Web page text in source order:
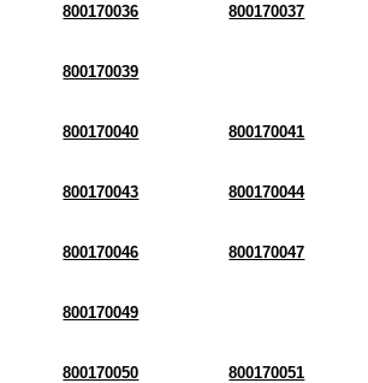
800170036 800170037
800170039
800170040 800170041
800170043 800170044
800170046 800170047
800170049
800170050 800170051